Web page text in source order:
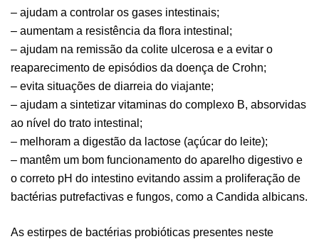
– ajudam a controlar os gases intestinais;
– aumentam a resistência da flora intestinal;
– ajudam na remissão da colite ulcerosa e a evitar o
reaparecimento de episódios da doença de Crohn;
– evita situações de diarreia do viajante;
– ajudam a sintetizar vitaminas do complexo B, absorvidas
ao nível do trato intestinal;
– melhoram a digestão da lactose (açúcar do leite);
– mantêm um bom funcionamento do aparelho digestivo e
o correto pH do intestino evitando assim a proliferação de
bactérias putrefactivas e fungos, como a Candida albicans.
As estirpes de bactérias probióticas presentes neste